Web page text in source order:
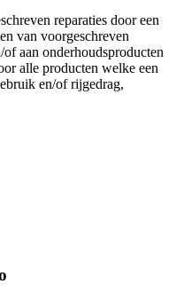
reparaties door een
van voorgeschreven
aan onderhoudsproducten
alle producten welke een
en/of rijgedrag,